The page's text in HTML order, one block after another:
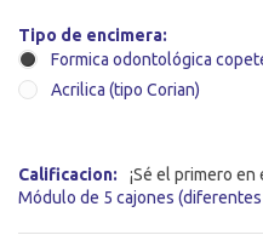
Tipo de encimera:
Formica odontológica
Acrilica (tipo Corian)
Calificacion:
¡Sé el primero
Módulo de 5 cajones